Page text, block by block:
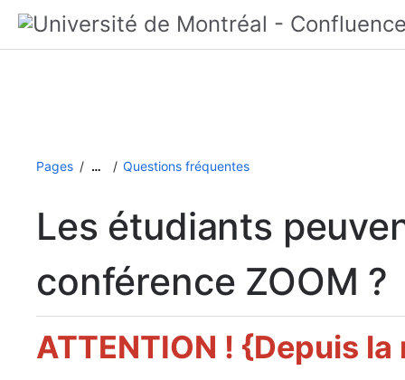
Pages … Questions fréquentes
Les étudiants
conférence ZOOM ?
ATTENTION ! {Depuis